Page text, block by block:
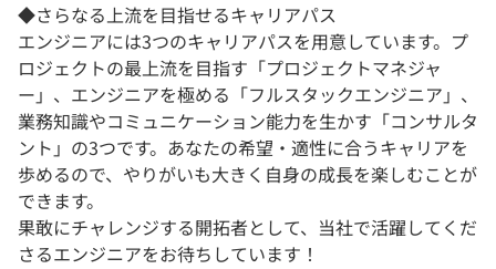
◆さらなる上流を目指せるキャリアパス
エンジニアには3つのキャリアパスを用意しています。プ
ロジェクトの最上流を目指す「プロジェクトマネジャ
ー」、エンジニアを極める「フルスタックエンジニア」、
業務知識やコミュニケーション能力を生かす「コンサルタ
ント」の3つです。あなたの希望・適性に合うキャリアを
歩めるので、やりがいも大きく自身の成長を楽しむことが
できます。
果敢にチャレンジする開拓者として、当社で活躍してくだ
さるエンジニアをお待ちしています！